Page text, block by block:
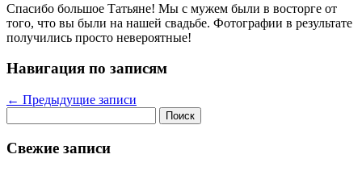
Спасибо большое Татьяне! Мы с мужем были в восторге от
того, что вы были на нашей свадьбе. Фотографии в результате
получились просто невероятные!
Навигация по записям
← Предыдущие записи
Свежие записи